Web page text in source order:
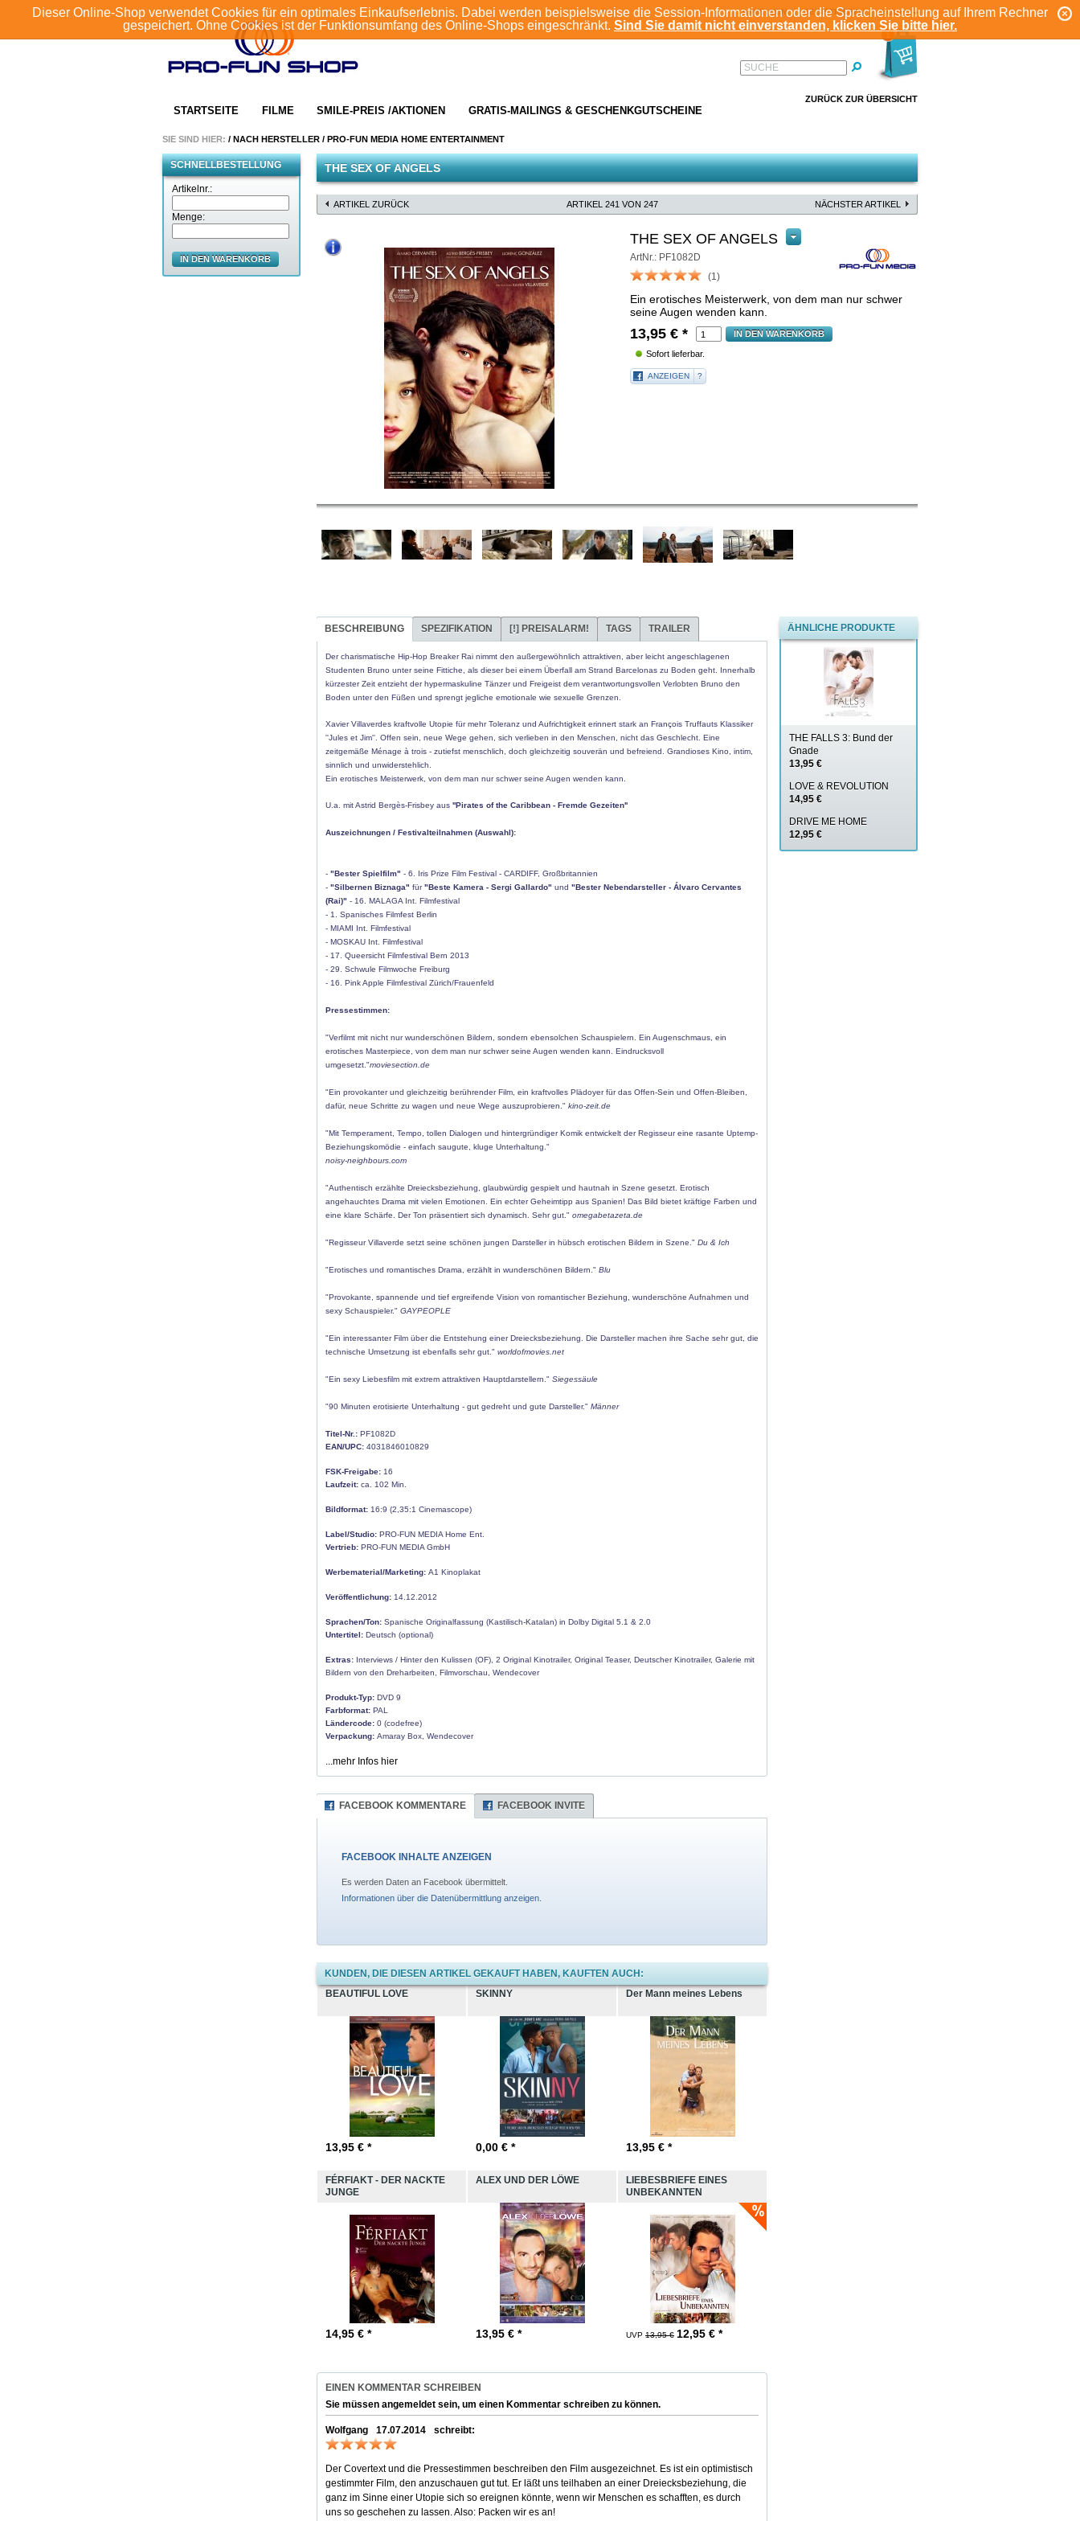
Dieser Online-Shop verwendet Cookies für ein optimales Einkaufserlebnis. Dabei werden beispielsweise die Session-Informationen oder die Spracheinstellung auf Ihrem Rechner
gespeichert. Ohne Cookies ist der Funktionsumfang des Online-Shops eingeschränkt. Sind Sie damit nicht einverstanden, klicken Sie bitte hier.
KONTO
ANMELDEN REGISTRIEREN
STARTSEITE FILME SMILE-PREIS /AKTIONEN GRATIS-MAILINGS & GESCHENKGUTSCHEINE
1
SUCHE
SIE SIND HIER: / NACH HERSTELLER / PRO-FUN MEDIA HOME ENTERTAINMENT
SCHNELLBESTELLUNG
Artikelnr.:
Menge:
IN DEN WARENKORB
ZURÜCK ZUR ÜBERSICHT
THE SEX OF ANGELS
ARTIKEL ZURÜCK ARTIKEL 241 VON 247 NÄCHSTER ARTIKEL
THE SEX OF ANGELS
ArtNr.: PF1082D
(1)
Ein erotisches Meisterwerk, von dem man nur schwer
seine Augen wenden kann.
13,95 € * IN DEN WARENKORB
Sofort lieferbar.
ANZEIGEN ?
BESCHREIBUNG SPEZIFIKATION [!] PREISALARM! TAGS TRAILER
Der charismatische Hip-Hop Breaker Rai nimmt den außergewöhnlich attraktiven, aber leicht angeschlagenen
Studenten Bruno unter seine Fittiche, als dieser bei einem Überfall am Strand Barcelonas zu Boden geht. Innerhalb
kürzester Zeit entzieht der hypermaskuline Tänzer und Freigeist dem verantwortungsvollen Verlobten Bruno den
Boden unter den Füßen und sprengt jegliche emotionale wie sexuelle Grenzen.
Xavier Villaverdes kraftvolle Utopie für mehr Toleranz und Aufrichtigkeit erinnert stark an François Truffauts Klassiker
''Jules et Jim''. Offen sein, neue Wege gehen, sich verlieben in den Menschen, nicht das Geschlecht. Eine
zeitgemäße Ménage à trois - zutiefst menschlich, doch gleichzeitig souverän und befreiend. Grandioses Kino, intim,
sinnlich und unwiderstehlich.
Ein erotisches Meisterwerk, von dem man nur schwer seine Augen wenden kann.
U.a. mit Astrid Bergès-Frisbey aus ''Pirates of the Caribbean - Fremde Gezeiten''
Auszeichnungen / Festivalteilnahmen (Auswahl):
- "Bester Spielfilm" - 6. Iris Prize Film Festival - CARDIFF, Großbritannien
- "Silbernen Biznaga" für"Beste Kamera - Sergi Gallardo" und "Bester Nebendarsteller - Álvaro Cervantes
(Rai)" - 16. MALAGA Int. Filmfestival
- 1. Spanisches Filmfest Berlin
- MIAMI Int. Filmfestival
- MOSKAU Int. Filmfestival
- 17. Queersicht Filmfestival Bern 2013
- 29. Schwule Filmwoche Freiburg
- 16. Pink Apple Filmfestival Zürich/Frauenfeld
Pressestimmen:
"Verfilmt mit nicht nur wunderschönen Bildern, sondern ebensolchen Schauspielern. Ein Augenschmaus, ein
erotisches Masterpiece, von dem man nur schwer seine Augen wenden kann. Eindrucksvoll
umgesetzt."moviesection.de
"Ein provokanter und gleichzeitig berührender Film, ein kraftvolles Plädoyer für das Offen-Sein und Offen-Bleiben,
dafür, neue Schritte zu wagen und neue Wege auszuprobieren." kino-zeit.de
"Mit Temperament, Tempo, tollen Dialogen und hintergründiger Komik entwickelt der Regisseur eine rasante Uptemp-
Beziehungskomödie - einfach saugute, kluge Unterhaltung."
noisy-neighbours.com
"Authentisch erzählte Dreiecksbeziehung, glaubwürdig gespielt und hautnah in Szene gesetzt. Erotisch
angehauchtes Drama mit vielen Emotionen. Ein echter Geheimtipp aus Spanien! Das Bild bietet kräftige Farben und
eine klare Schärfe. Der Ton präsentiert sich dynamisch. Sehr gut." omegabetazeta.de
"Regisseur Villaverde setzt seine schönen jungen Darsteller in hübsch erotischen Bildern in Szene." Du & Ich
"Erotisches und romantisches Drama, erzählt in wunderschönen Bildern." Blu
"Provokante, spannende und tief ergreifende Vision von romantischer Beziehung, wunderschöne Aufnahmen und
sexy Schauspieler." GAYPEOPLE
"Ein interessanter Film über die Entstehung einer Dreiecksbeziehung. Die Darsteller machen ihre Sache sehr gut, die
technische Umsetzung ist ebenfalls sehr gut." worldofmovies.net
"Ein sexy Liebesfilm mit extrem attraktiven Hauptdarstellern." Siegessäule
"90 Minuten erotisierte Unterhaltung - gut gedreht und gute Darsteller." Männer
Titel-Nr.: PF1082D
EAN/UPC: 4031846010829
FSK-Freigabe: 16
Laufzeit: ca. 102 Min.
Bildformat: 16:9 (2,35:1 Cinemascope)
Label/Studio: PRO-FUN MEDIA Home Ent.
Vertrieb: PRO-FUN MEDIA GmbH
Werbematerial/Marketing: A1 Kinoplakat
Veröffentlichung: 14.12.2012
Sprachen/Ton: Spanische Originalfassung (Kastilisch-Katalan) in Dolby Digital 5.1 & 2.0
Untertitel: Deutsch (optional)
Extras: Interviews / Hinter den Kulissen (OF), 2 Original Kinotrailer, Original Teaser, Deutscher Kinotrailer, Galerie mit
Bildern von den Dreharbeiten, Filmvorschau, Wendecover
Produkt-Typ: DVD 9
Farbformat: PAL
Ländercode: 0 (codefree)
Verpackung: Amaray Box, Wendecover
...mehr Infos hier
FACEBOOK KOMMENTARE FACEBOOK INVITE
FACEBOOK INHALTE ANZEIGEN
Es werden Daten an Facebook übermittelt.
Informationen über die Datenübermittlung anzeigen.
KUNDEN, DIE DIESEN ARTIKEL GEKAUFT HABEN, KAUFTEN AUCH:
BEAUTIFUL LOVE
13,95 € *
SKINNY
0,00 € *
Der Mann meines Lebens
13,95 € *
FÉRFIAKT - DER NACKTE
JUNGE
14,95 € *
ALEX UND DER LÖWE
13,95 € *
LIEBESBRIEFE EINES
UNBEKANNTEN
UVP 13,95 € 12,95 € *
EINEN KOMMENTAR SCHREIBEN
Sie müssen angemeldet sein, um einen Kommentar schreiben zu können.
Wolfgang schreibt:
17.07.2014
Der Covertext und die Pressestimmen beschreiben den Film ausgezeichnet. Es ist ein optimistisch
gestimmter Film, den anzuschauen gut tut. Er läßt uns teilhaben an einer Dreiecksbeziehung, die
ganz im Sinne einer Utopie sich so ereignen könnte, wenn wir Menschen es schafften, es durch
uns so geschehen zu lassen. Also: Packen wir es an!
ÄHNLICHE PRODUKTE
THE FALLS 3: Bund der
Gnade
13,95 €
LOVE & REVOLUTION
14,95 €
DRIVE ME HOME
12,95 €